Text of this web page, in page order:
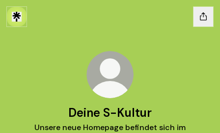
Deine S-Kultur
Unsere neue Homepage befindet sich im